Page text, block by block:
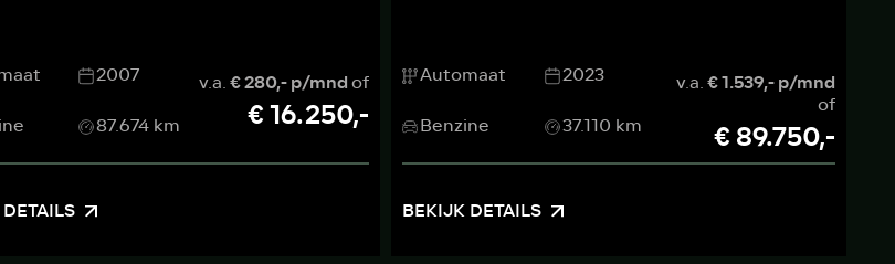
2007
87.674 km
v.a.€ 280,- p/mndof
€ 16.250,-
Automaat
2023
Benzine
37.110 km
v.a.€ 1.539,- p/mnd
of
€ 89.750,-
BEKIJK DETAILS